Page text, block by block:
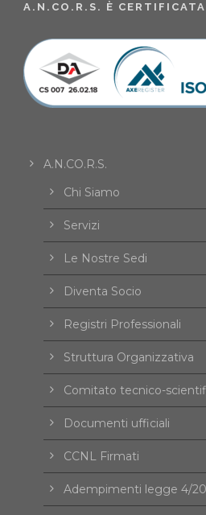
A.N.CO.R.S. È
A.N.CO.R.S.
Chi Siamo
Servizi
Le Nostre Sedi
Diventa Socio
Registri Professionali
Struttura Organizzativa
Comitato tecnico-
Documenti ufficiali
CCNL Firmati
Adempimenti legge 4/